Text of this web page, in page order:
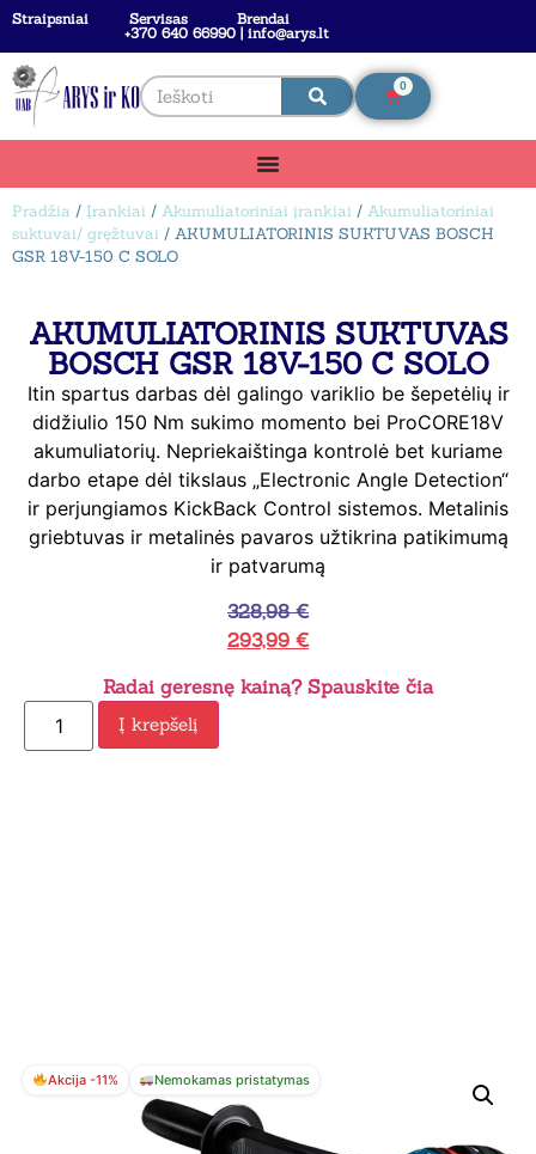
Straipsniai Servisas
Brendai
+370 640 66990 | info@arys.lt
0
Pradžia / Įrankiai / Akumuliatoriniai įrankiai / Akumuliatoriniai
suktuvai/ gręžtuvai / AKUMULIATORINIS SUKTUVAS BOSCH
GSR 18V-150 C SOLO
AKUMULIATORINIS SUKTUVAS
BOSCH GSR 18V-150 C SOLO
Itin spartus darbas dėl galingo variklio be šepetėlių ir
didžiulio 150 Nm sukimo momento bei ProCORE18V
akumuliatorių. Nepriekaištinga kontrolė bet kuriame
darbo etape dėl tikslaus „Electronic Angle Detection“
ir perjungiamos KickBack Control sistemos. Metalinis
griebtuvas ir metalinės pavaros užtikrina patikimumą
ir patvarumą
328,98€
293,99 €
Radai geresnę kainą? Spauskite čia
Į krepšelį
Akcija -11% Nemokamas pristatymas